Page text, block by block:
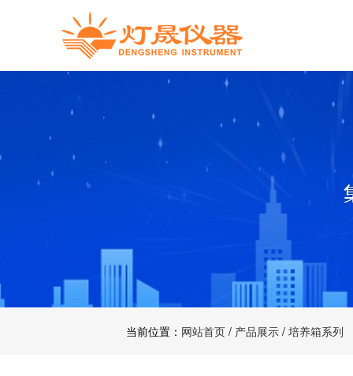
当前位置： 网站首页 / 产品展示 / 培养箱系列